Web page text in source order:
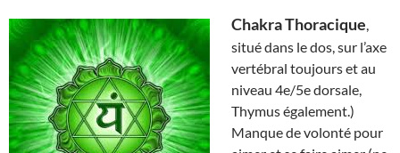
Chakra Thoracique,
situé dans le dos, sur l’axe
vertébral toujours et au
niveau 4e/5e dorsale,
Thymus également.)
Manque de volonté pour